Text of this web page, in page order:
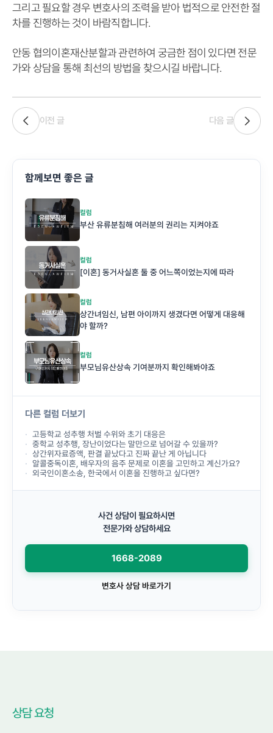
그리고 필요할 경우 변호사의 조력을 받아 법적으로 안전한 절
차를 진행하는 것이 바람직합니다.
안동 협의이혼재산분할과 관련하여 궁금한 점이 있다면 전문
가와 상담을 통해 최선의 방법을 찾으시길 바랍니다.
이전 글 다음 글
함께보면 좋은 글
컬럼
부산 유류분침해 여러분의 권리는 지켜야죠
컬럼
[이혼] 동거사실혼 둘 중 어느쪽이었는지에 따라
컬럼
상간녀임신, 남편 아이까지 생겼다면 어떻게 대응해
야 할까?
컬럼
부모님유산상속 기여분까지 확인해봐야죠
다른 컬럼 더보기
고등학교 성추행 처벌 수위와 초기 대응은
중학교 성추행, 장난이었다는 말만으로 넘어갈 수 있을까?
상간위자료증액, 판결 끝났다고 진짜 끝난 게 아닙니다
알콜중독이혼, 배우자의 음주 문제로 이혼을 고민하고 계신가요?
외국인이혼소송, 한국에서 이혼을 진행하고 싶다면?
사건 상담이 필요하시면
전문가와 상담하세요
1668-2089
변호사 상담 바로가기
상담 요청